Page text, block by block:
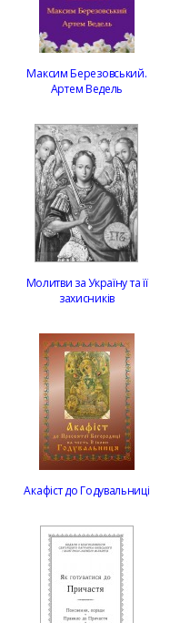
Максим Березовський.
Артем Ведель
Молитви за Україну та її
захисників
Акафіст до Годувальниці